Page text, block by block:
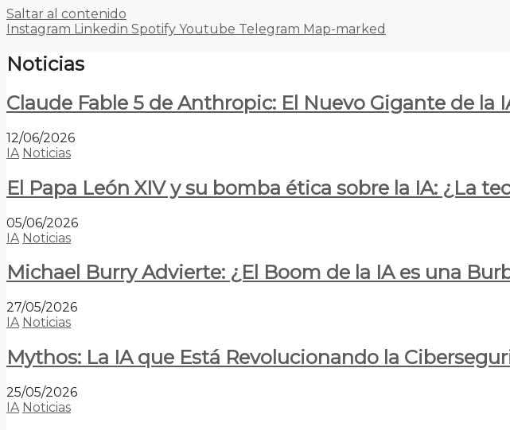
Saltar al contenido
Instagram Linkedin Spotify Youtube Telegram Map-marked
Noticias
Claude Fable 5 de Anthropic: El Nuevo Gigante de
12/06/2026
IA Noticias
El Papa León XIV y su bomba ética sobre la IA: ¿La
05/06/2026
IA Noticias
Michael Burry Advierte: ¿El Boom de la IA es una
27/05/2026
IA Noticias
Mythos: La IA que Está Revolucionando la
25/05/2026
IA Noticias